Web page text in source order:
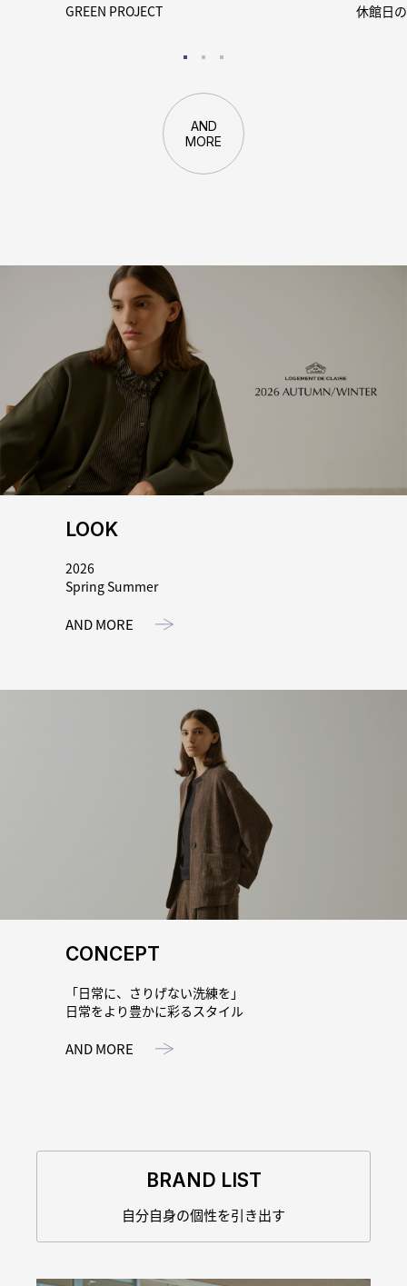
GREEN PROJECT
休館日
AND
MORE
LOOK
2026
Spring Summer
AND MORE
CONCEPT
「日常に、さりげない洗練を」
日常をより豊かに彩るスタイル
AND MORE
BRAND LIST
自分自身の個性を引き出す